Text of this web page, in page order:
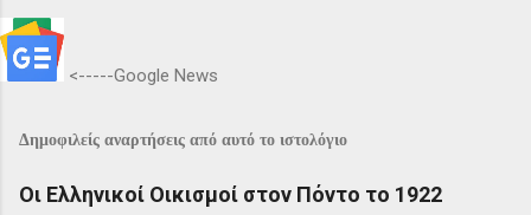
<-----Google News
Δημοφιλείς αναρτήσεις από αυτό το ιστολόγιο
Οι Ελληνικοί Οικισμοί στον Πόντο το 1922